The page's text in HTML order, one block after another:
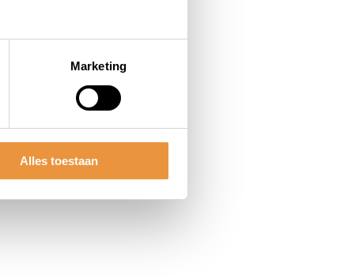
Marketing
Alles toestaan